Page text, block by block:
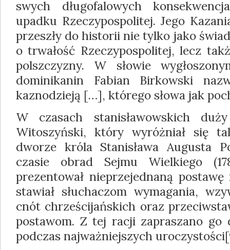
swych długofalowych
upadku Rzeczypospolitej. Jego
przeszły do historii nie tylko jako
o trwałość Rzeczypospolitej, lecz
polszczyzny. W słowie
dominikanin Fabian Birkowski
kaznodzieją […], którego słowa jak
W czasach stanisławowskich
Witoszyński, który wyróżniał się
dworze króla Stanisława Augusta
czasie obrad Sejmu Wielkiego
prezentował nieprzejednaną
stawiał słuchaczom wymagania,
cnót chrześcijańskich oraz
postawom. Z tej racji zapraszano go
podczas najważniejszych